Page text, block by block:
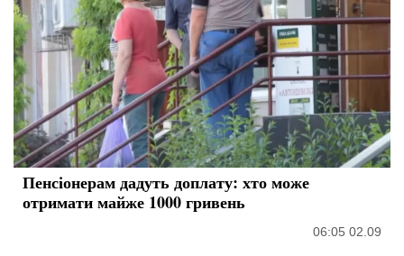
Пенсіонерам дадуть доплату: хто може
отримати майже 1000 гривень
06:05 02.09